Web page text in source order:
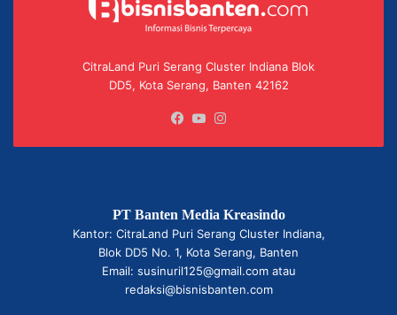
CitraLand Puri Serang Cluster Indiana Blok
DD5, Kota Serang, Banten 42162
Facebook
YouTube
PT Banten Media Kreasindo
Kantor: CitraLand Puri Serang Cluster Indiana,
Blok DD5 No. 1, Kota Serang, Banten
Email: susinuril125@gmail.com atau
redaksi@bisnisbanten.com